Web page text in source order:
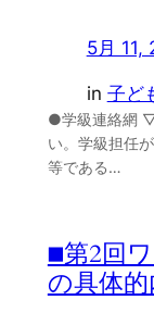
5月 11,
in 子ど
●学級連絡網 ▽
い。学級担任
等である…
■第2回
の具体